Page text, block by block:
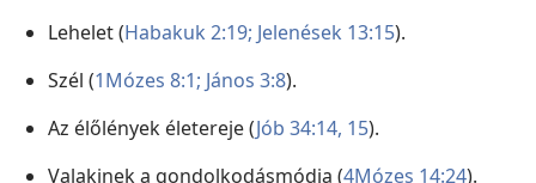
Lehelet (Habakuk 2:19; Jelenések 13:15).
Szél (1Mózes 8:1; János 3:8).
Az élőlények életereje (Jób 34:14, 15).
Valakinek a gondolkodásmódja (4Mózes 14:24).